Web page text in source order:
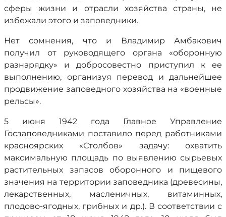
сферы жизни и отрасли хозяйства страны, не
избежали этого и заповедники.
Нет сомнения, что и Владимир Амбакович
получил от руководящего органа «оборонную
разнарядку» и добросовестно приступил к ее
выполнению, организуя перевод и дальнейшее
продвижение заповедного хозяйства на «военные
рельсы».
5 июня 1942 года Главное Управление
Госзаповедниками поставило перед работниками
красноярских «Столбов» задачу: охватить
максимальную площадь по выявлению сырьевых
растительных запасов оборонного и пищевого
значения на территории заповедника (древесины,
лекарственных, масленичных, витаминных,
плодово-ягодных, грибных и др.). В соответствии с